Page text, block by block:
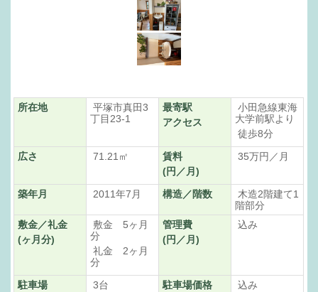
所在地
平塚市真田3
丁目23-1
最寄駅
アクセス
小田急線東海
大学前駅より
徒歩8分
広さ
71.21㎡
賃料
(円／月)
35万円／月
築年月 2011年7月 構造／階数
木造2階建て1
階部分
敷金／礼金
(ヶ月分)
敷金 5ヶ月
分
礼金 2ヶ月
分
管理費
(円／月)
込み
駐車場 3台
駐車場価格
込み